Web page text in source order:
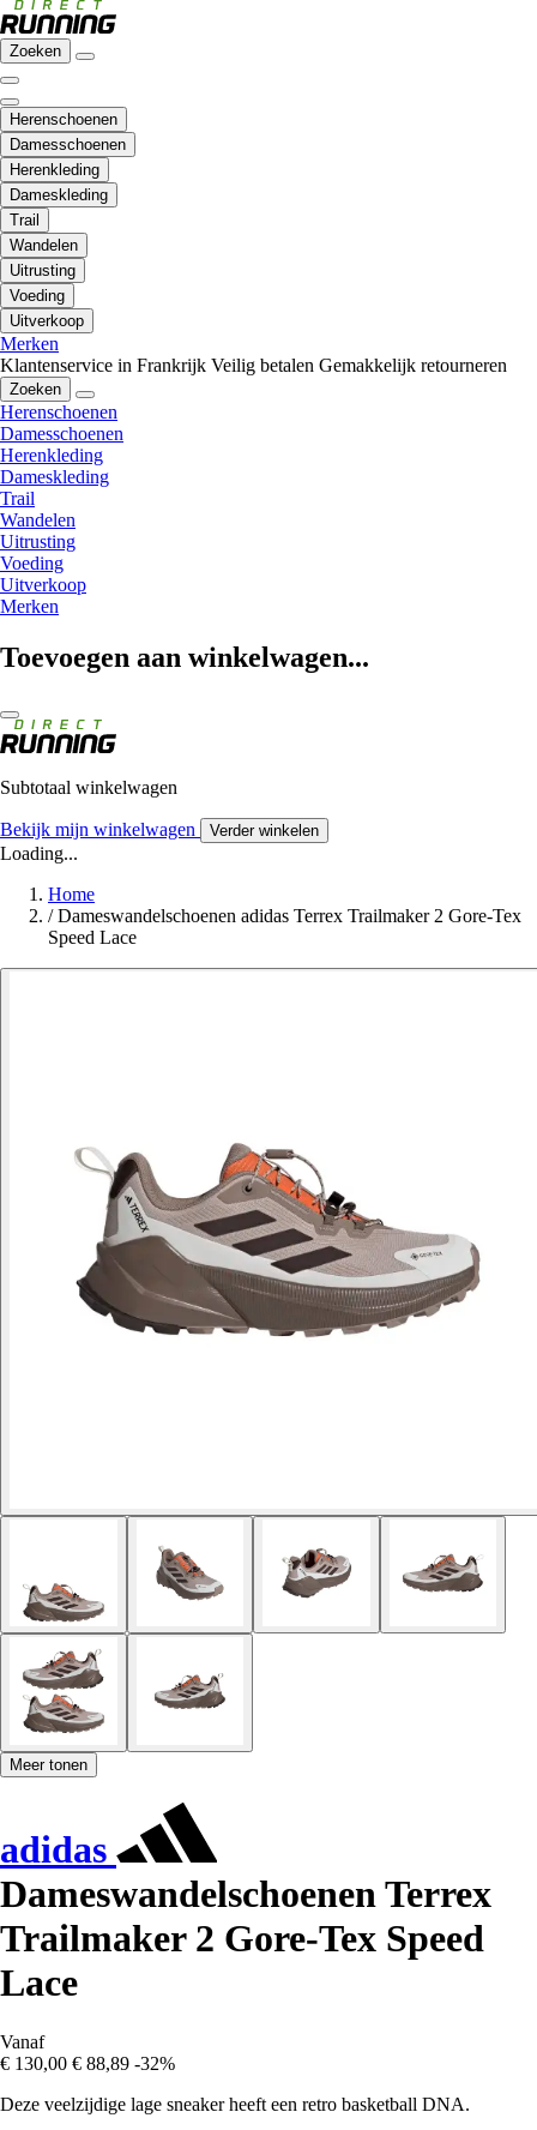
Zoeken
Herenschoenen
Damesschoenen
Herenkleding
Dameskleding
Trail
Wandelen
Uitrusting
Voeding
Uitverkoop
Merken
Klantenservice in Frankrijk Veilig betalen Gemakkelijk retourneren
Zoeken
Herenschoenen
Damesschoenen
Herenkleding
Dameskleding
Trail
Wandelen
Uitrusting
Voeding
Uitverkoop
Merken
Toevoegen aan winkelwagen...
Subtotaal winkelwagen
Bekijk mijn winkelwagen Verder winkelen
Loading...
Home
/ Dameswandelschoenen adidas Terrex Trailmaker 2 Gore-Tex
Speed Lace
Meer tonen
adidas
Dameswandelschoenen Terrex
Trailmaker 2 Gore-Tex Speed
Lace
Vanaf
€ 130,00 € 88,89 -32%
Deze veelzijdige lage sneaker heeft een retro basketball DNA.